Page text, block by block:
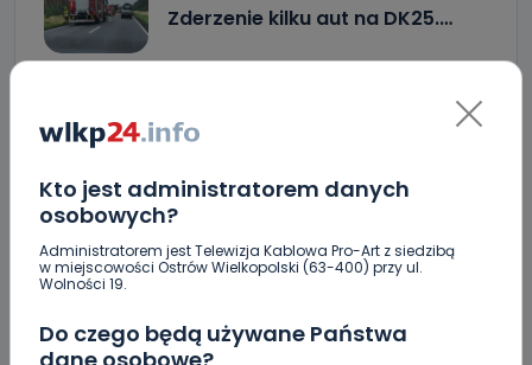
Kto jest administratorem danych
osobowych?
Administratorem jest Telewizja Kablowa Pro-Art z siedzibą
w miejscowości Ostrów Wielkopolski (63-400) przy ul.
Wolności 19.
Do czego będą używane Państwa
Zderzenie kilku aut na DK25.…
wyjaśnień. Nieoficjalnie: to kaliski urzędnik
Drugie podejście. Podpisano umowę na
dokończenie rewitalizacji parku
Z Krotoszyna do Wrocławia. Krótka ucieczka przed